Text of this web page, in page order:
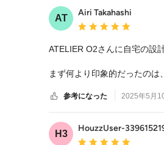
AT
Airi Takahashi
平均評価：5つ星中 星5
ATELIER O2さんに自宅の設
まず何より印象的だったの
また、限られた予算の中でも
感動しました。「高価な素
という設計姿勢に、共感と安
参考になった 2025年5月
H3
HouzzUser-
平均評価：5つ星中 星5